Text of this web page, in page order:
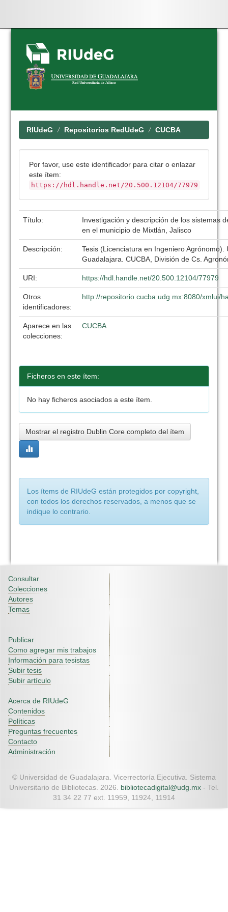
Skip
navigation
RIUdeG Repositorios RedUdeG CUCBA
Por favor, use este identificador para citar o enlazar
este ítem:
https://hdl.handle.net/20.500.12104/77979
Título:
Investigación y descripción de los sistemas
en el municipio de Mixtlán, Jalisco
Descripción:
Tesis (Licenciatura en Ingeniero Agrónomo).
Guadalajara. CUCBA, División de Cs.
URI: https://hdl.handle.net/20.500.12104/77979
Otros
identificadores:
http://repositorio.cucba.udg.mx:8080/xmlui/
Aparece en las
colecciones:
CUCBA
Ficheros en este ítem:
No hay ficheros asociados a este ítem.
Mostrar el registro Dublin Core completo del ítem
Los ítems de RIUdeG están protegidos por copyright,
con todos los derechos reservados, a menos que se
indique lo contrario.
Consultar
Colecciones
Autores
Temas
Publicar
Como agregar mis trabajos
Información para tesistas
Subir tesis
Subir artículo
Acerca de RIUdeG
Contenidos
Políticas
Preguntas frecuentes
Contacto
Administración
© Universidad de Guadalajara. Vicerrectoría Ejecutiva. Sistema
Universitario de Bibliotecas. 2026. bibliotecadigital@udg.mx - Tel.
31 34 22 77 ext. 11959, 11924, 11914